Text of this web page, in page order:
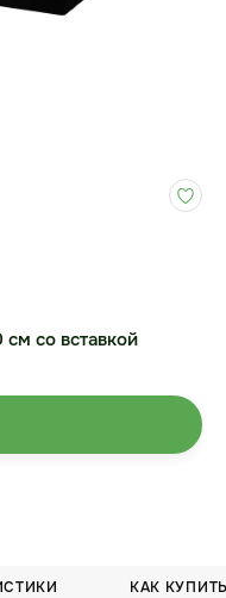
КАК
со вставкой